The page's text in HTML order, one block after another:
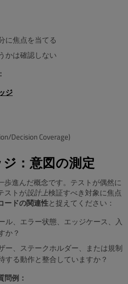
に焦点を当てる
かは確認しない
ジ
Decision Coverage)
：意図の測定
歩進んだ概念です。テストが偶然に
ストが設計上検証すべき対象に焦点
ードの関連性と捉えてください：
ル、エラー状態、エッジケース、入
か？
ー、ステークホルダー、または規制
する動作と整合していますか？
例：